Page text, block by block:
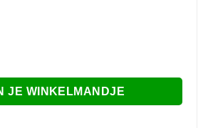
JE WINKELMANDJE